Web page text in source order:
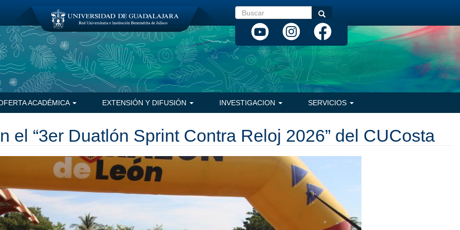
Buscar Buscar
ACADÉMICA EXTENSIÓN Y DIFUSIÓN INVESTIGACION SERVICIOS
el “3er Duatlón Sprint Contra Reloj 2026” del CUCosta